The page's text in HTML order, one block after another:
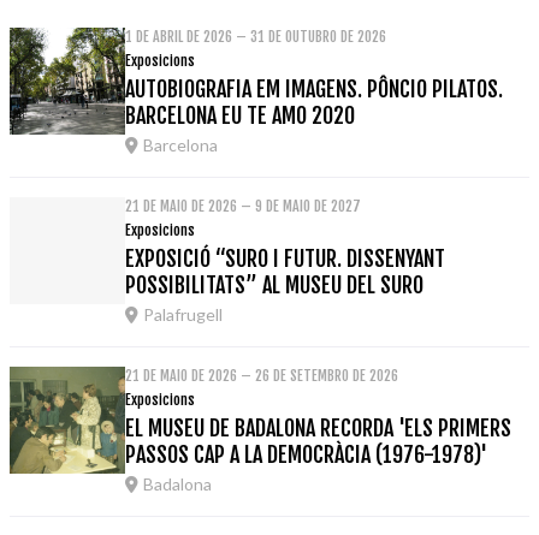
1 DE ABRIL DE 2026 – 31 DE OUTUBRO DE 2026
Exposicions
AUTOBIOGRAFIA EM IMAGENS. PÔNCIO PILATOS.
BARCELONA EU TE AMO 2020
Barcelona
21 DE MAIO DE 2026 – 9 DE MAIO DE 2027
Exposicions
EXPOSICIÓ “SURO I FUTUR. DISSENYANT
POSSIBILITATS” AL MUSEU DEL SURO
Palafrugell
21 DE MAIO DE 2026 – 26 DE SETEMBRO DE 2026
Exposicions
EL MUSEU DE BADALONA RECORDA 'ELS PRIMERS
PASSOS CAP A LA DEMOCRÀCIA (1976-1978)'
Badalona